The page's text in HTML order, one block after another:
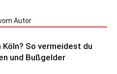
Autor
Köln? So vermeidest du
und Bußgelder